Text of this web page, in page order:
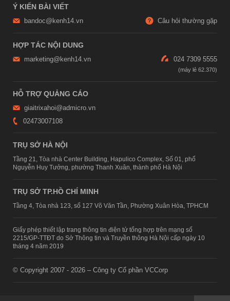
Ý KIẾN BÀI VIẾT
bandoc@kenh14.vn Câu hỏi thường gặp
HỢP TÁC NỘI DUNG
marketing@kenh14.vn 024 7309 5555
HỖ TRỢ QUẢNG CÁO
giaitrixahoi@admicro.vn
02473007108
TRỤ SỞ HÀ NỘI
Tầng 21, Tòa nhà Center Building, Hapulico Complex, Số 01, phố
Nguyễn Huy Tưởng, phường Thanh Xuân, thành phố Hà Nội
TRỤ SỞ TP.HỒ CHÍ MINH
Tầng 4, Tòa nhà 123, số 127 Võ Văn Tần, Phường Xuân Hòa, TPHCM
Giấy phép thiết lập trang thông tin điện tử tổng hợp trên mạng số
2215/GP-TTĐT do Sở Thông tin và Truyền thông Hà Nội cấp ngày 10
tháng 4 năm 2019
© Copyright 2007 - 2026 – Công ty Cổ phần VCCorp